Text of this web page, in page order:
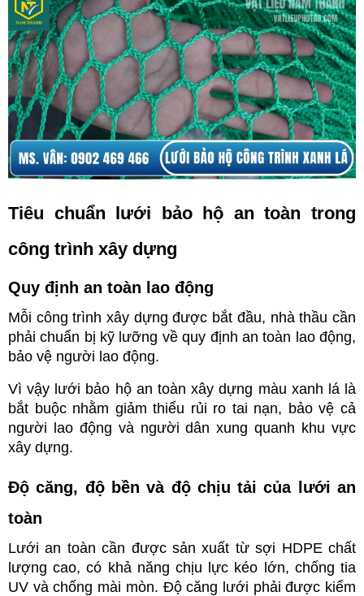
Tiêu chuẩn lưới bảo hộ an toàn trong
công trình xây dựng
Quy định an toàn lao động
Mỗi công trình xây dựng được bắt đầu, nhà thầu cần
phải chuẩn bị kỹ lưỡng về quy định an toàn lao động,
bảo vệ người lao động.
Vì vậy lưới bảo hộ an toàn xây dựng màu xanh lá là
bắt buộc nhằm giảm thiểu rủi ro tai nạn, bảo vệ cả
người lao động và người dân xung quanh khu vực
xây dựng.
Độ căng, độ bền và độ chịu tải của lưới an
toàn
Lưới an toàn cần được sản xuất từ sợi HDPE chất
lượng cao, có khả năng chịu lực kéo lớn, chống tia
UV và chống mài mòn. Độ căng lưới phải được kiểm